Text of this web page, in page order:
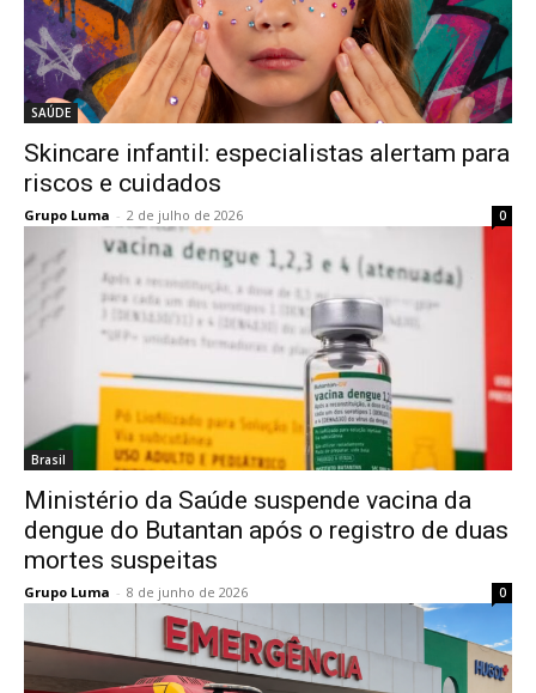
SAÚDE
Skincare infantil: especialistas alertam para
riscos e cuidados
Grupo Luma - 2 de julho de 2026 0
Brasil
Ministério da Saúde suspende vacina da
dengue do Butantan após o registro de duas
mortes suspeitas
Grupo Luma - 8 de junho de 2026 0